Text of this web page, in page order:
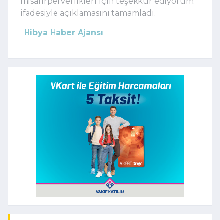
ifadesiyle açıklamasını tamamladı.
Hibya Haber Ajansı